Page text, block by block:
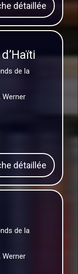
détaillée
de la
Werner
détaillée
de la
Werner